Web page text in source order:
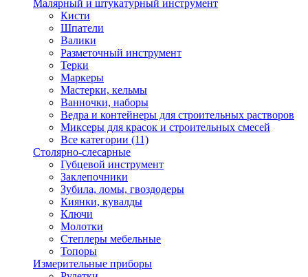
Малярный и штукатурный инструмент
Кисти
Шпатели
Валики
Разметочный инструмент
Терки
Маркеры
Мастерки, кельмы
Ванночки, наборы
Ведра и контейнеры для строительных растворов
Миксеры для красок и строительных смесей
Все категории (11)
Столярно-слесарные
Губцевой инструмент
Заклепочники
Зубила, ломы, гвоздодеры
Киянки, кувалды
Ключи
Молотки
Степлеры мебельные
Топоры
Измерительные приборы